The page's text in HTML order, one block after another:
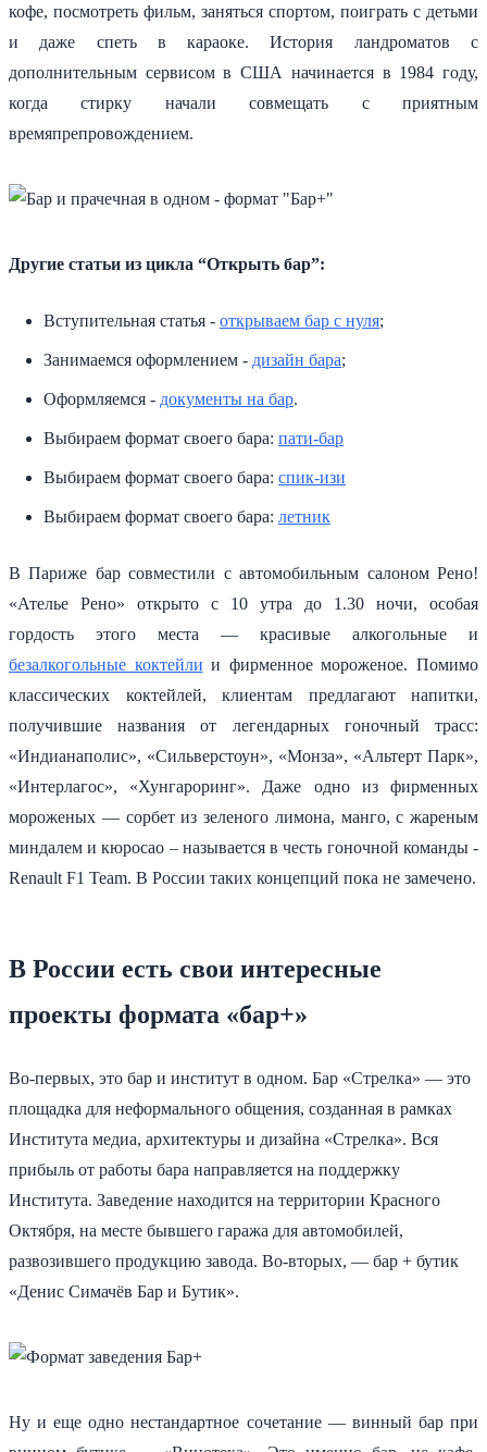
кофе, посмотреть фильм, заняться спортом, поиграть с детьми
и даже спеть в караоке. История ландроматов с
дополнительным сервисом в США начинается в 1984 году,
когда стирку начали совмещать с приятным
времяпрепровождением.
Другие статьи из цикла “Открыть бар”:
Вступительная статья - открываем бар с нуля;
Занимаемся оформлением - дизайн бара;
Оформляемся - документы на бар.
Выбираем формат своего бара: пати-бар
Выбираем формат своего бара: cпик-изи
Выбираем формат своего бара: летник
В Париже бар совместили с автомобильным салоном Рено!
«Ателье Рено» открыто с 10 утра до 1.30 ночи, особая
гордость этого места — красивые алкогольные и
безалкогольные коктейли и фирменное мороженое. Помимо
классических коктейлей, клиентам предлагают напитки,
получившие названия от легендарных гоночный трасс:
«Индианаполис», «Сильверстоун», «Монза», «Альтерт Парк»,
«Интерлагос», «Хунгароринг». Даже одно из фирменных
мороженых — сорбет из зеленого лимона, манго, с жареным
миндалем и кюросао – называется в честь гоночной команды -
Renault F1 Team. В России таких концепций пока не замечено.
В России есть свои интересные
проекты формата «бар+»
Во-первых, это бар и институт в одном. Бар «Стрелка» — это
площадка для неформального общения, созданная в рамках
Института медиа, архитектуры и дизайна «Стрелка». Вся
прибыль от работы бара направляется на поддержку
Института. Заведение находится на территории Красного
Октября, на месте бывшего гаража для автомобилей,
развозившего продукцию завода. Во-вторых, — бар + бутик
«Денис Симачёв Бар и Бутик».
Ну и еще одно нестандартное сочетание — винный бар при